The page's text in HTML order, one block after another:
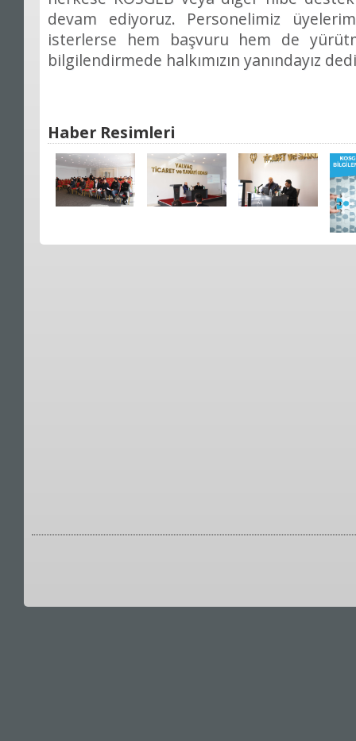
devam ediyoruz. Personelimiz
isterlerse hem başvuru hem de
bilgilendirmede halkımızın yanındayız
Haber Resimleri